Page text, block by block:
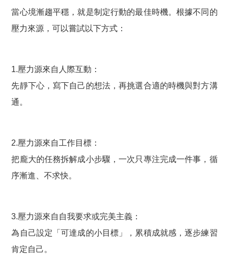
當心境漸趨平穩，就是制定行動的最佳時機。根據不同的
壓力來源，可以嘗試以下方式：
1.壓力源來自人際互動：
先靜下心，寫下自己的想法，再挑選合適的時機與對方溝
通。
2.壓力源來自工作目標：
把龐大的任務拆解成小步驟，一次只專注完成一件事，循
序漸進、不求快。
3.壓力源來自自我要求或完美主義：
為自己設定「可達成的小目標」，累積成就感，逐步練習
肯定自己。